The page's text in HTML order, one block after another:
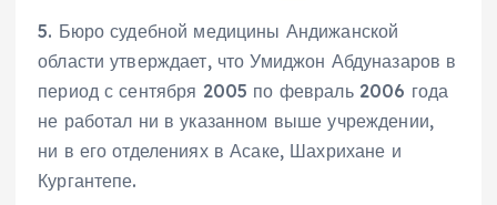
5. Бюро судебной медицины Андижанской
области утверждает, что Умиджон Абдуназаров в
период с сентября 2005 по февраль 2006 года
не работал ни в указанном выше учреждении,
ни в его отделениях в Асаке, Шахрихане и
Кургантепе.